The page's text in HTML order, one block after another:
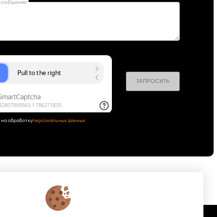
ЗАПРОСИТЬ
на обработкуперсональных данных